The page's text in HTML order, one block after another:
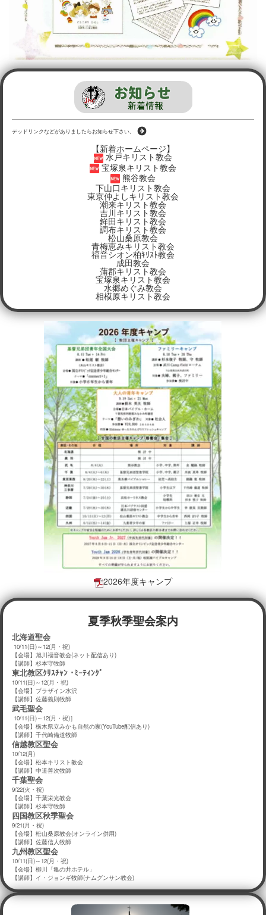
デッドリンクなどがありましたらお知らせ下さい。
【新着ホームページ】
水戸キリスト教会
宝塚泉キリスト教会
熊谷教会
下山口キリスト教会
東京仲よしキリスト教会
潮来キリスト教会
吉川キリスト教会
鉾田キリスト教会
調布キリスト教会
松山桑原教会
青梅恵みキリスト教会
福音シオン柏ｷﾘｽﾄ教会
成田教会
蒲郡キリスト教会
宝塚泉キリスト教会
水郷めぐみ教会
相模原キリスト教会
2026年度キャンプ
夏季秋季聖会案内
北海道聖会
10/11(日)～12(月・祝)
【会場】旭川福音教会(ネット配信あり)
【講師】杉本守牧師
東北教区ｸﾘｽﾁｬﾝ ･ﾐｰﾃｨﾝｸﾞ
10/11(日)～12(月・祝)
【会場】プラザイン水沢
【講師】佐藤義則牧師
武毛聖会
10/11(日)～12(月・祝)］
【会場】栃木県立みかも自然の家(YouTube配信あり)
【講師】千代崎備道牧師
信越教区聖会
10/12(月)
【会場】松本キリスト教会
【講師】中道善次牧師
千葉聖会
9/22(火・祝)
【会場】千葉栄光教会
【講師】杉本守牧師
四国教区秋季聖会
9/21(月・祝)
【会場】松山桑原教会(オンライン併用)
【講師】佐藤信人牧師
九州教区聖会
10/11(日)～12(月・祝)
【会場】柳川「亀の井ホテル」
【講師】イ・ジョンギ牧師(ナムグンサン教会)